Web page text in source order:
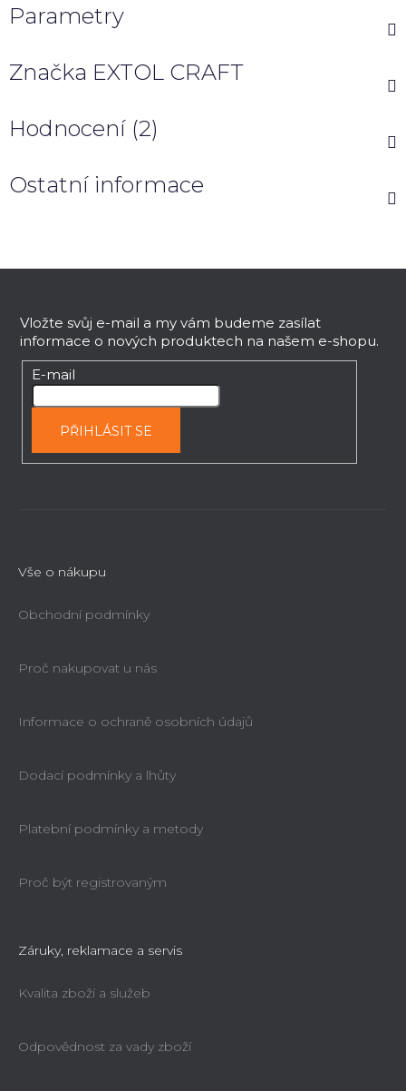
Parametry
Značka EXTOL CRAFT
Hodnocení (2)
Ostatní informace
Vložte svůj e-mail a my vám budeme zasílat
informace o nových produktech na našem e-shopu.
E-mail
PŘIHLÁSIT SE
Vše o nákupu
Obchodní podmínky
Proč nakupovat u nás
Informace o ochraně osobních údajů
Dodací podmínky a lhůty
Platební podmínky a metody
Proč být registrovaným
Záruky, reklamace a servis
Kvalita zboží a služeb
Odpovědnost za vady zboží